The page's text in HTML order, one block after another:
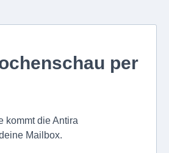
per
kommt die Antira
Mailbox.